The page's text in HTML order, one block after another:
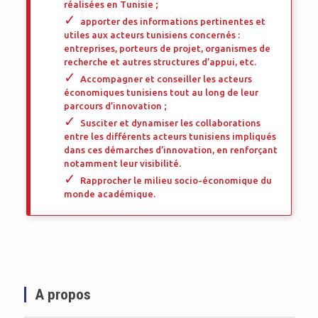
réalisées en Tunisie ;
apporter des informations pertinentes et
utiles aux acteurs tunisiens concernés :
entreprises, porteurs de projet, organismes de
recherche et autres structures d’appui, etc.
Accompagner et conseiller les acteurs
économiques tunisiens tout au long de leur
parcours d’innovation ;
Susciter et dynamiser les collaborations
entre les différents acteurs tunisiens impliqués
dans ces démarches d’innovation, en renforçant
notamment leur visibilité.
Rapprocher le milieu socio-économique du
monde académique.
A propos